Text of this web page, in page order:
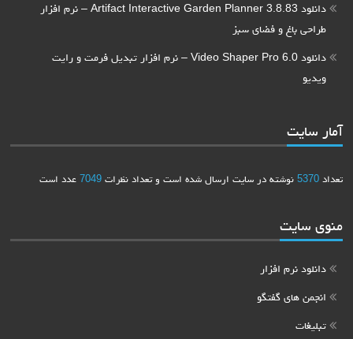
دانلود Artifact Interactive Garden Planner 3.8.83 – نرم افزار
طراحی باغ و فضای سبز
دانلود Video Shaper Pro 6.0 – نرم افزار تبدیل فرمت و رایت
ویدیو
آمار سایت
تعداد5370 نوشته در سایت ارسال شده است و تعداد نظرات7049 عدد است
منوی سایت
دانلود نرم افزار
انجمن های گفتگو
تبلیغات